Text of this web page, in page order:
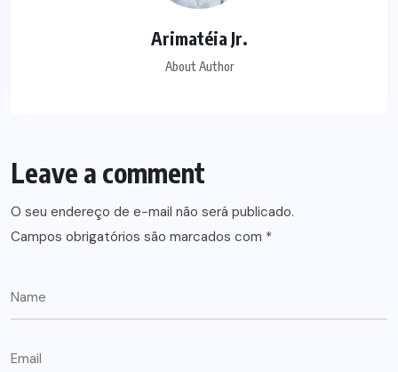
Arimatéia Jr.
About Author
Leave a comment
O seu endereço de e-mail não será publicado.
Campos obrigatórios são marcados com *